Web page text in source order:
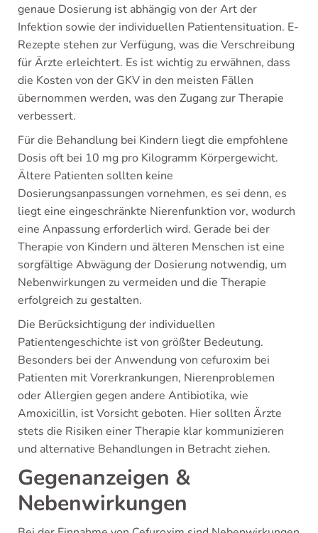
genaue Dosierung ist abhängig von der Art der
Infektion sowie der individuellen Patientensituation. E-
Rezepte stehen zur Verfügung, was die Verschreibung
für Ärzte erleichtert. Es ist wichtig zu erwähnen, dass
die Kosten von der GKV in den meisten Fällen
übernommen werden, was den Zugang zur Therapie
verbessert.
Für die Behandlung bei Kindern liegt die empfohlene
Dosis oft bei 10 mg pro Kilogramm Körpergewicht.
Ältere Patienten sollten keine
Dosierungsanpassungen vornehmen, es sei denn, es
liegt eine eingeschränkte Nierenfunktion vor, wodurch
eine Anpassung erforderlich wird. Gerade bei der
Therapie von Kindern und älteren Menschen ist eine
sorgfältige Abwägung der Dosierung notwendig, um
Nebenwirkungen zu vermeiden und die Therapie
erfolgreich zu gestalten.
Die Berücksichtigung der individuellen
Patientengeschichte ist von größter Bedeutung.
Besonders bei der Anwendung von cefuroxim bei
Patienten mit Vorerkrankungen, Nierenproblemen
oder Allergien gegen andere Antibiotika, wie
Amoxicillin, ist Vorsicht geboten. Hier sollten Ärzte
stets die Risiken einer Therapie klar kommunizieren
und alternative Behandlungen in Betracht ziehen.
Gegenanzeigen &
Nebenwirkungen